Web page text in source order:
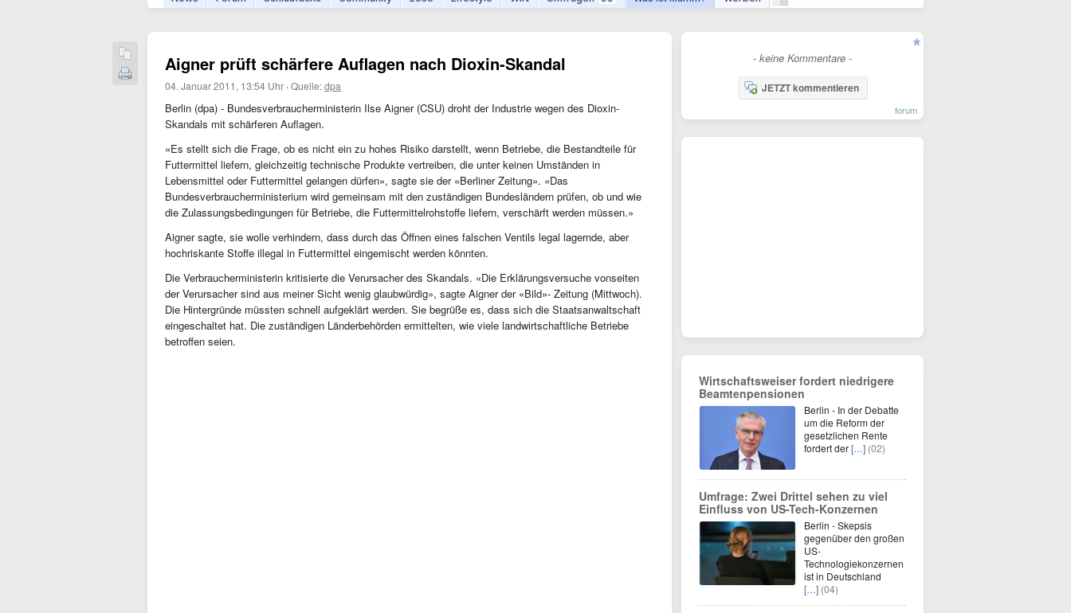
Aigner prüft schärfere Auflagen nach Dioxin-Skandal
04. Januar 2011, 13:54 Uhr ·Quelle:dpa
Berlin (dpa) - Bundesverbraucherministerin Ilse Aigner (CSU) droht der Industrie wegen des Dioxin-
Skandals mit schärferen Auflagen.
«Es stellt sich die Frage, ob es nicht ein zu hohes Risiko darstellt, wenn Betriebe, die Bestandteile für
Futtermittel liefern, gleichzeitig technische Produkte vertreiben, die unter keinen Umständen in
Lebensmittel oder Futtermittel gelangen dürfen», sagte sie der «Berliner Zeitung». «Das
Bundesverbraucherministerium wird gemeinsam mit den zuständigen Bundesländern prüfen, ob und wie
die Zulassungsbedingungen für Betriebe, die Futtermittelrohstoffe liefern, verschärft werden müssen.»
Aigner sagte, sie wolle verhindern, dass durch das Öffnen eines falschen Ventils legal lagernde, aber
hochriskante Stoffe illegal in Futtermittel eingemischt werden könnten.
Die Verbraucherministerin kritisierte die Verursacher des Skandals. «Die Erklärungsversuche vonseiten
der Verursacher sind aus meiner Sicht wenig glaubwürdig», sagte Aigner der «Bild»- Zeitung (Mittwoch).
Die Hintergründe müssten schnell aufgeklärt werden. Sie begrüße es, dass sich die Staatsanwaltschaft
eingeschaltet hat. Die zuständigen Länderbehörden ermittelten, wie viele landwirtschaftliche Betriebe
betroffen seien.
- keine Kommentare -
JETZT kommentieren
forum
Wirtschaftsweiser fordert niedrigere
Beamtenpensionen
Berlin - In der Debatte
um die Reform der
gesetzlichen Rente
fordert der[…] (02)
Umfrage: Zwei Drittel sehen zu viel
Einfluss von US-Tech-Konzernen
Berlin - Skepsis
gegenüber den großen
US-
Technologiekonzernen
ist in Deutschland
[…] (04)